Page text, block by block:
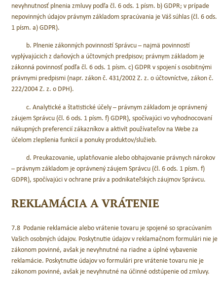
nevyhnutnosť plnenia zmluvy podľa čl. 6 ods. 1 písm. b) GDPR; v prípade
nepovinných údajov právnym základom spracúvania je Váš súhlas (čl. 6 ods.
1 písm. a) GDPR).
b. Plnenie zákonných povinností Správcu – najmä povinností
vyplývajúcich z daňových a účtovných predpisov; právnym základom je
zákonná povinnosť podľa čl. 6 ods. 1 písm. c) GDPR v spojení s osobitnými
právnymi predpismi (napr. zákon č. 431/2002 Z. z. o účtovníctve, zákon č.
222/2004 Z. z. o DPH).
c. Analytické a štatistické účely – právnym základom je oprávnený
záujem Správcu (čl. 6 ods. 1 písm. f) GDPR), spočívajúci vo vyhodnocovaní
nákupných preferencií zákazníkov a aktivít používateľov na Webe za
účelom zlepšenia funkcií a ponuky produktov/služieb.
d. Preukazovanie, uplatňovanie alebo obhajovanie právnych nárokov
– právnym základom je oprávnený záujem Správcu (čl. 6 ods. 1 písm. f)
GDPR), spočívajúci v ochrane práv a podnikateľských záujmov Správcu.
REKLAMÁCIA A VRÁTENIE
7.8 Podanie reklamácie alebo vrátenie tovaru je spojené so spracúvaním
Vašich osobných údajov. Poskytnutie údajov v reklamačnom formulári nie je
zákonom povinné, avšak je nevyhnutné na riadne a úplné vybavenie
reklamácie. Poskytnutie údajov vo formulári pre vrátenie tovaru nie je
zákonom povinné, avšak je nevyhnutné na účinné odstúpenie od zmluvy.